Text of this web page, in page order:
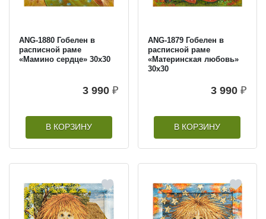
ANG-1880 Гобелен в
расписной раме
«Мамино сердце» 30х30
3 990 ₽
В КОРЗИНУ
ANG-1879 Гобелен в
расписной раме
«Материнская любовь»
30х30
3 990 ₽
В КОРЗИНУ